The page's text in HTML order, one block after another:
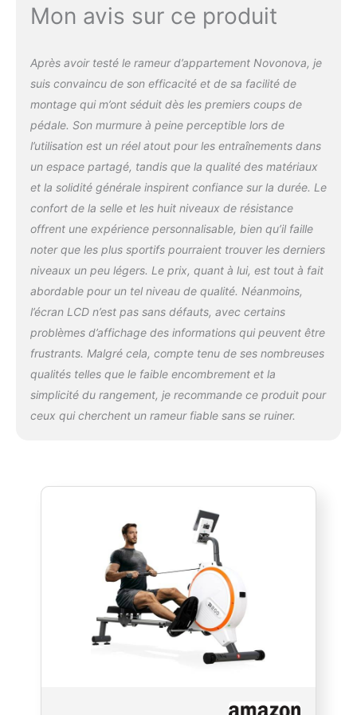
environnement confortable. Le rameur
magnétique est le choix idéal pour un
MONITEUR LCD: Affichage digital des
données d'entraînement incluant temps,
rameur professionnel est équipé d’un écran
LCD affichant vos données d’entraînement,
notamment le temps, la cadence (coups par
minute), le nombre total de coups, les
calories brûlées et l’état du scan. Ces
données vous permettent de comprendre et
d’optimiser votre programme d’entraînement
personnalisé et d’en garantir la qualité, vous
permettant ainsi de suivre votre progression
et d’adapter votre plan d’entraînement en
conséquence.
CONFORT D'UTILISATION:
Siège ergonomique rembourré avec roulettes
fluides et repose-pieds antidérapants
ajustables. RAMEUR ERGONOMIQUE : Le
rameur NOVONOVA pour home gym est
équipé d'un siège ergonomique, de poignées
souples et de larges pédales pour une
posture optimale. Pour votre sécurité, les
repose-pieds sont munis de sangles Velcro
DESIGN COMPACT: Rail coulissant
en aluminium avec système de pliage
pratique pour un rangement facile après
utilisation. Rameur magnétique de salle de
sport à roulettes se déplace facilement et
rapidement. Son format compact facilite le
rangement et convient parfaitement aux
maisons et aux petits bureaux. Le support
pour téléphone intégré vous permet de vous
divertir pendant votre entraînement, pour plus
Mon avis sur ce produit
Après avoir testé le rameur d’appartement Novonova, je
suis convaincu de son efficacité et de sa facilité de
montage qui m’ont séduit dès les premiers coups de
pédale. Son murmure à peine perceptible lors de
l’utilisation est un réel atout pour les entraînements dans
un espace partagé, tandis que la qualité des matériaux
et la solidité générale inspirent confiance sur la durée. Le
confort de la selle et les huit niveaux de résistance
offrent une expérience personnalisable, bien qu’il faille
noter que les plus sportifs pourraient trouver les derniers
niveaux un peu légers. Le prix, quant à lui, est tout à fait
abordable pour un tel niveau de qualité. Néanmoins,
l’écran LCD n’est pas sans défauts, avec certains
problèmes d’affichage des informations qui peuvent être
frustrants. Malgré cela, compte tenu de ses nombreuses
qualités telles que le faible encombrement et la
simplicité du rangement, je recommande ce produit pour
ceux qui cherchent un rameur fiable sans se ruiner.